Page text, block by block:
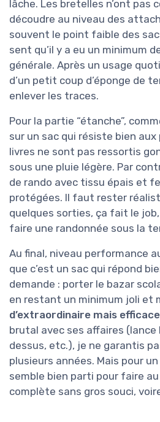
lâche. Les bretelles n’ont pas
découdre au niveau des
souvent le point faible des
sent qu’il y a eu un minimum
générale. Après un usage
d’un petit coup d’éponge de
enlever les traces.
Pour la partie “étanche”,
sur un sac qui résiste bien
livres ne sont pas ressortis
sous une pluie légère. Par
de rando avec tissu épais et
protégées. Il faut rester
quelques sorties, ça fait le job,
faire une randonnée sous la
Au final, niveau performance
que c’est un sac qui répond
demande : porter le bazar
en restant un minimum joli et
d’extraordinaire mais efficace
brutal avec ses affaires (lance
dessus, etc.), je ne garantis
plusieurs années. Mais pour
semble bien parti pour faire
complète sans gros souci,